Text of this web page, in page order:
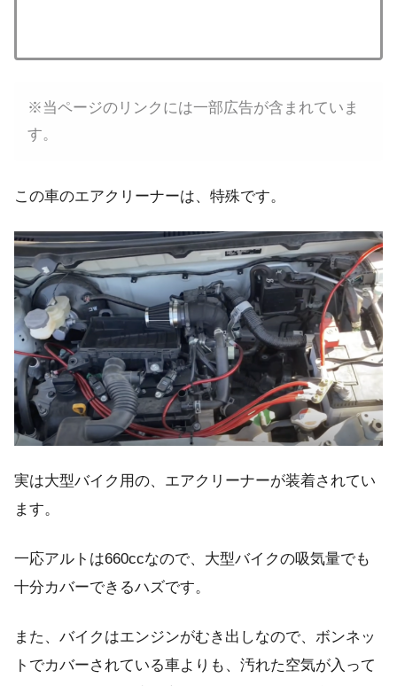
※当ページのリンクには一部広告が含まれていま
す。
この車のエアクリーナーは、特殊です。
実は大型バイク用の、エアクリーナーが装着されてい
ます。
一応アルトは660ccなので、大型バイクの吸気量でも
十分カバーできるハズです。
また、バイクはエンジンがむき出しなので、ボンネッ
トでカバーされている車よりも、汚れた空気が入って